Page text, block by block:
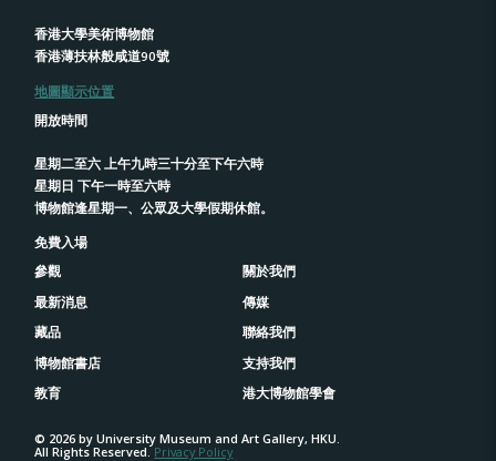
香港大學美術博物館
香港薄扶林般咸道90號
地圖顯示位置
開放時間
星期二至六 上午九時三十分至下午六時
星期日 下午一時至六時
博物館逢星期一、公眾及大學假期休館。
免費入場
參觀
關於我們
最新消息
傳媒
藏品
聯絡我們
博物館書店
支持我們
教育
港大博物館學會
© 2026 by University Museum and Art Gallery, HKU.
All Rights Reserved.Privacy Policy